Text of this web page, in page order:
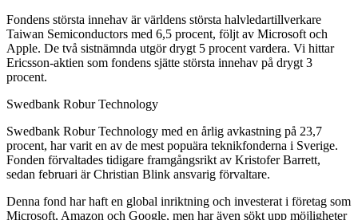
Fondens största innehav är världens största halvledartillverkare
Taiwan Semiconductors med 6,5 procent, följt av Microsoft och
Apple. De två sistnämnda utgör drygt 5 procent vardera. Vi hittar
Ericsson-aktien som fondens sjätte största innehav på drygt 3
procent.
Swedbank Robur Technology
Swedbank Robur Technology med en årlig avkastning på 23,7
procent, har varit en av de mest popuära teknikfonderna i Sverige.
Fonden förvaltades tidigare framgångsrikt av Kristofer Barrett,
sedan februari är Christian Blink ansvarig förvaltare.
Denna fond har haft en global inriktning och investerat i företag som
Microsoft, Amazon och Google, men har även sökt upp möjligheter